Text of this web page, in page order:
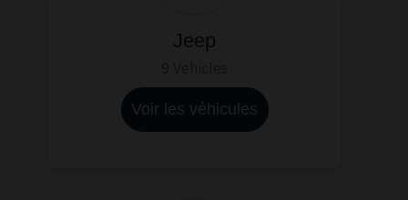
Jeep
Voir les véhicules